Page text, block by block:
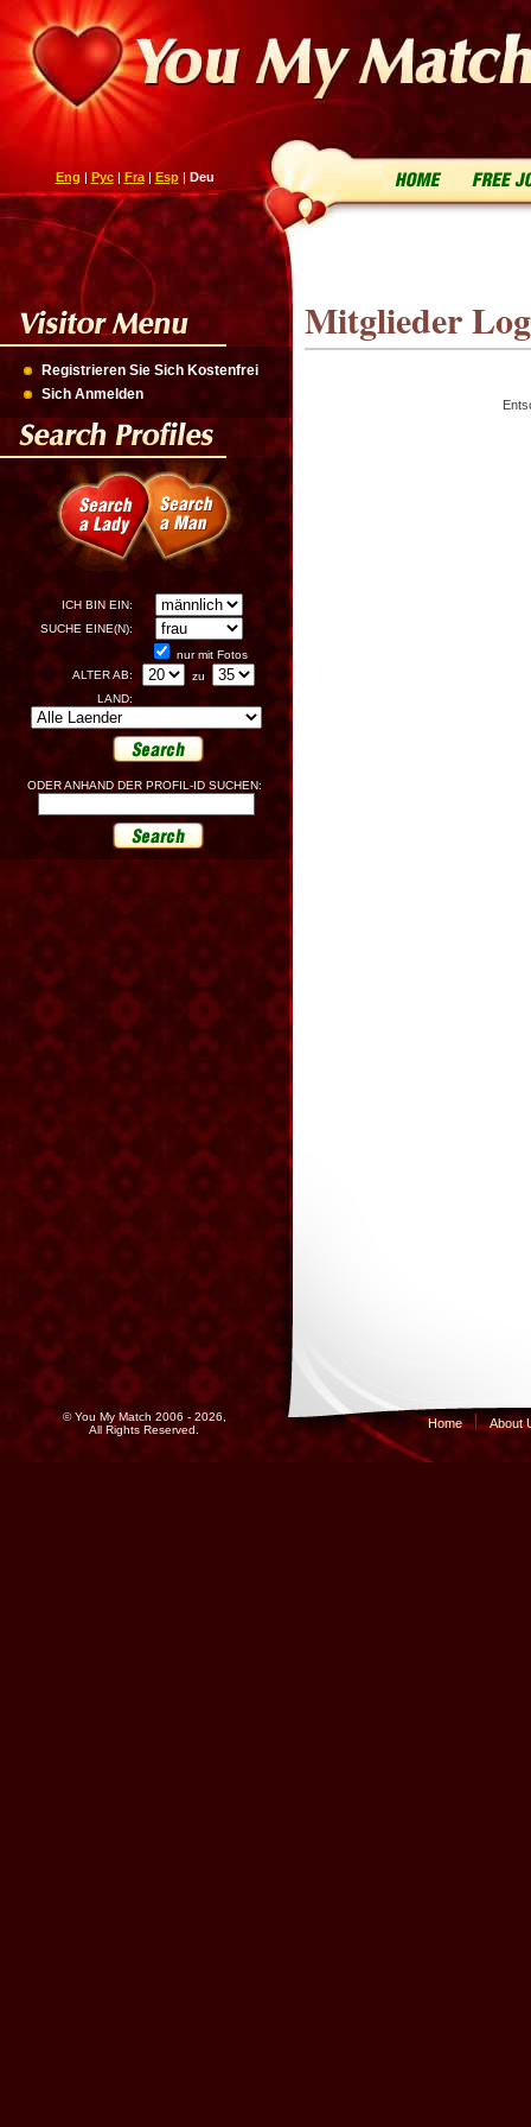
Eng | Рус| Fra| Esp| Deu
Registrieren Sie Sich Kostenfrei
Sich Anmelden
ICH BIN EIN:
SUCHE EINE(N):
nur mit Fotos
ALTER AB:
zu
LAND:
ODER ANHAND DER PROFIL-ID SUCHEN:
Mitglieder
© You My Match 2006 - 2026,
All Rights Reserved.
Home About